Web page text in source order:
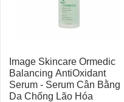
Image Skincare Ormedic
Balancing AntiOxidant
Serum - Serum Cân Bằng
Da Chống Lão Hóa